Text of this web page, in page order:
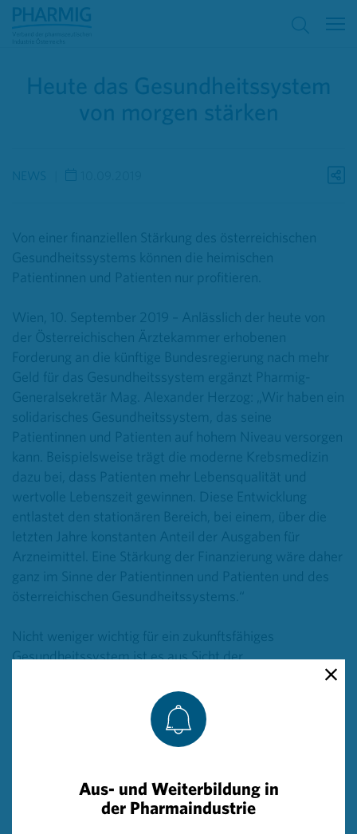
Heute das Gesundheitssystem
von morgen stärken
NEWS
Von einer finanziellen Stärkung des österreichischen
Gesundheitssystems können die heimischen
Patientinnen und Patienten nur profitieren.
Wien, 10. September 2019 – Anlässlich der heute von
der Österreichischen Ärztekammer erhobenen
Forderung an die künftige Bundesregierung nach mehr
Geld für das Gesundheitssystem ergänzt Pharmig-
Generalsekretär Mag. Alexander Herzog: „Wir haben ein
solidarisches Gesundheitssystem, das seine
Patientinnen und Patienten auf hohem Niveau versorgen
kann. Beispielsweise trägt die moderne Krebsmedizin
dazu bei, dass Patienten mehr Lebensqualität und
wertvolle Lebenszeit gewinnen. Diese Entwicklung
entlastet den stationären Bereich, bei einem, über die
letzten Jahre konstanten Anteil der Ausgaben für
Arzneimittel. Eine Stärkung der Finanzierung wäre daher
ganz im Sinne der Patientinnen und Patienten und des
österreichischen Gesundheitssystems.“
Nicht weniger wichtig für ein zukunftsfähiges
Gesundheitssystem ist es aus Sicht der
Patientennutzen neu zu denken und weiterhin
gemeinsam und intensiv an der Versorgungssicherheit
zu arbeiten. „Ein zukunftsfähiges Gesundheitssystem
zugänglich gemacht werden und jedes Arzneimittel
sicher bei ihnen ankommt“, stellt Herzog klar.
Aus- und Weiterbildung in
der Pharmaindustrie